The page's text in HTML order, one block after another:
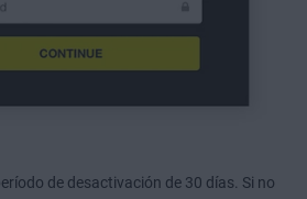
de desactivación de 30 días. Si no